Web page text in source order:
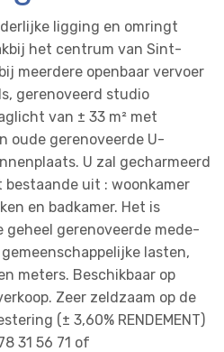
ligging en omringt
het centrum van Sint-
meerdere openbaar vervoer
gerenoveerd studio
van ± 33 m² met
oude gerenoveerde U-
U zal gecharmeerd
uit : woonkamer
en badkamer. Het is
geheel gerenoveerde mede-
lasten,
meters. Beschikbaar op
Zeer zeldzaam op de
(± 3,60% RENDEMENT)
31 56 71 of